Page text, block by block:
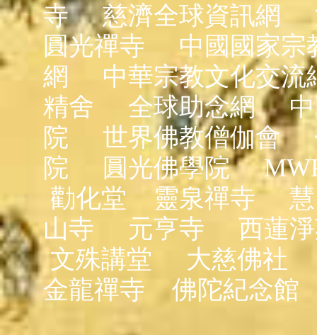
寺
慈濟全球資訊網
圓光禪寺
中國國家宗
網
中華宗教文化交流
精舍
全球助念網
院
世界佛教僧伽會
院
圓光佛學院
勸化堂
靈泉禪寺
山寺
元亨寺
西蓮
文殊講堂
大慈佛社
金龍禪寺
佛陀紀念館